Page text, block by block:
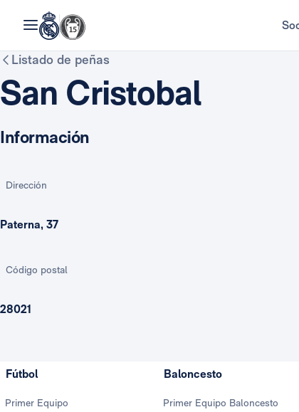
Listado de peñas
San Cristobal
Información
Dirección
Paterna, 37
Código postal
28021
Fútbol
Primer Equipo
Baloncesto
Primer Equipo Baloncesto